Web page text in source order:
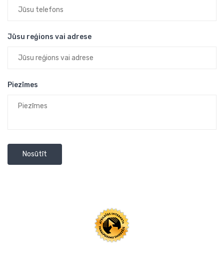
Jūsu reģions vai adrese
Piezīmes
Nosūtīt